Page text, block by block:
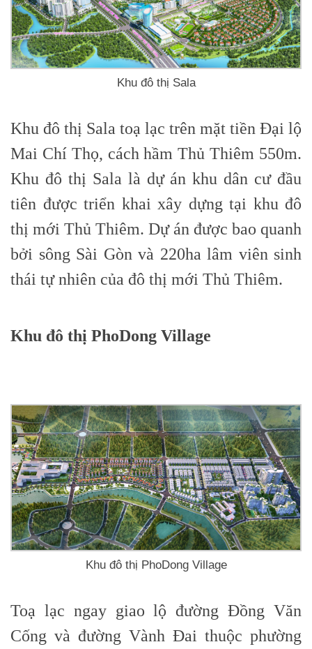
Khu đô thị Sala
Khu đô thị Sala toạ lạc trên mặt tiền Đại lộ
Mai Chí Thọ, cách hầm Thủ Thiêm 550m.
Khu đô thị Sala là dự án khu dân cư đầu
tiên được triển khai xây dựng tại khu đô
thị mới Thủ Thiêm. Dự án được bao quanh
bởi sông Sài Gòn và 220ha lâm viên sinh
thái tự nhiên của đô thị mới Thủ Thiêm.
Khu đô thị PhoDong Village
Khu đô thị PhoDong Village
Toạ lạc ngay giao lộ đường Đồng Văn
Cống và đường Vành Đai thuộc phường